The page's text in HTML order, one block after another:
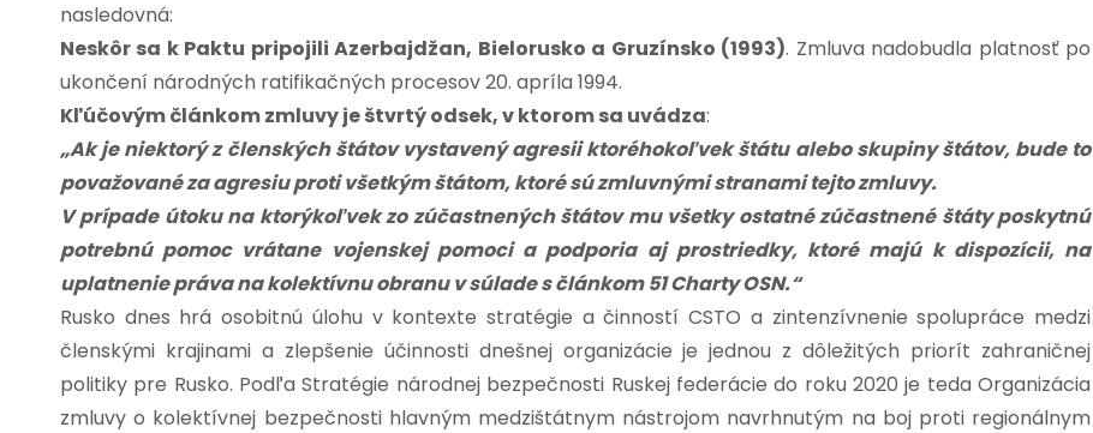
nasledovná:
Neskôr sa k Paktu pripojili Azerbajdžan, Bielorusko a Gruzínsko (1993). Zmluva nadobudla platnosť po
ukončení národných ratifikačných procesov 20. apríla 1994.
Kľúčovým článkom zmluvy je štvrtý odsek, v ktorom sa uvádza:
„Ak je niektorý z členských štátov vystavený agresii ktoréhokoľvek štátu alebo skupiny štátov, bude to
považované za agresiu proti všetkým štátom, ktoré sú zmluvnými stranami tejto zmluvy.
V prípade útoku na ktorýkoľvek zo zúčastnených štátov mu všetky ostatné zúčastnené štáty poskytnú
potrebnú pomoc vrátane vojenskej pomoci a podporia aj prostriedky, ktoré majú k dispozícii, na
uplatnenie práva na kolektívnu obranu v súlade s článkom 51 Charty OSN.“
Rusko dnes hrá osobitnú úlohu v kontexte stratégie a činností CSTO a zintenzívnenie spolupráce medzi
členskými krajinami a zlepšenie účinnosti dnešnej organizácie je jednou z dôležitých priorít zahraničnej
politiky pre Rusko. Podľa Stratégie národnej bezpečnosti Ruskej federácie do roku 2020 je teda Organizácia
zmluvy o kolektívnej bezpečnosti hlavným medzištátnym nástrojom navrhnutým na boj proti regionálnym